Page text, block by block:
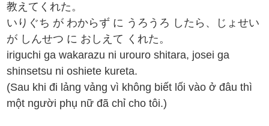
教えてくれた。
いりぐち が わからず に うろうろ したら、じょせい
が しんせつ に おしえて くれた。
iriguchi ga wakarazu ni urouro shitara, josei ga
shinsetsu ni oshiete kureta.
(Sau khi đi lảng vảng vì không biết lối vào ở đâu thì
một người phụ nữ đã chỉ cho tôi.)